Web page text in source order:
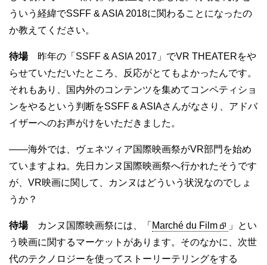
ういう経緯でSSFF & ASIA 2018に関わることになったの
か教えてください。
待場昨年の「SSFF & ASIA 2017」でVR THEATERをや
らせていただいたところ、反応がとてもよかったんです。
それもあり、国内外のコンテンツを集めてコンペティショ
ンをやるという判断をSSFF & ASIAさんがなさり、アドバ
イザーへのお声がけをいただきました。
——海外では、ヴェネツィア国際映画祭がVR部門を始め
ていますよね。先日カンヌ国際映画祭へ行かれたそうです
が、VR映画に関して、カンヌはどういう状況なのでしょ
うか？
待場カンヌ国際映画祭には、「 Marché du Film
」とい
う映画に関するマーケットがあります。そのなかに、次世
代のテクノロジーを使ってストーリーテリングをする